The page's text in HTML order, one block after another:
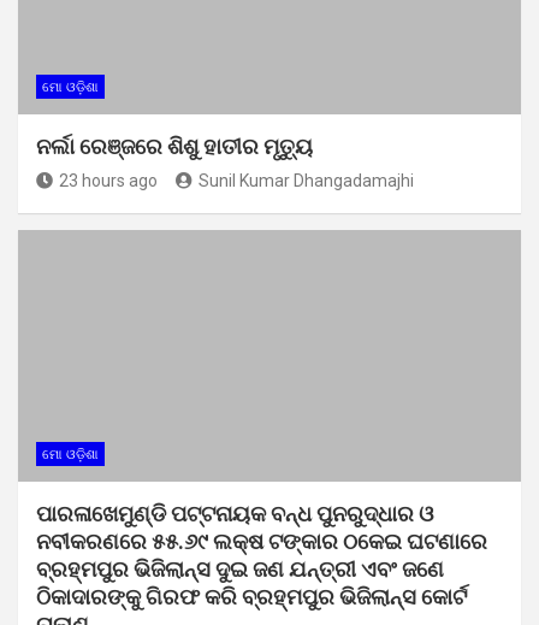
ମୋ ଓଡ଼ିଶା
ନର୍ଲା ରେଞ୍ଜରେ ଶିଶୁ ହାତୀର ମୃତ୍ୟୁ
23 hours ago Sunil Kumar Dhangadamajhi
ମୋ ଓଡ଼ିଶା
ପାରଳାଖେମୁଣ୍ଡି ପଟ୍ଟନାୟକ ବନ୍ଧ ପୁନରୁଦ୍ଧାର ଓ
ନବୀକରଣରେ ୫୫.୬୯ ଲକ୍ଷ ଟଙ୍କାର ଠକେଇ ଘଟଣାରେ
ବ୍ରହ୍ମପୁର ଭିଜିଲାନ୍ସ ଦୁଇ ଜଣ ଯନ୍ତ୍ରୀ ଏବଂ ଜଣେ
ଠିକାଦାରଙ୍କୁ ଗିରଫ କରି ବ୍ରହ୍ମପୁର ଭିଜିଲାନ୍ସ କୋର୍ଟ